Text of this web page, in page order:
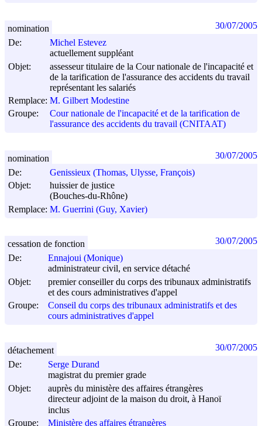
De:
Michel Estevez
actuellement suppléant
Objet:
assesseur titulaire de la Cour nationale de l'incapacité et
de la tarification de l'assurance des accidents du travail
représentant les salariés
Remplace: M. Gilbert Modestine
Groupe:
Cour nationale de l'incapacité et de la tarification de
l'assurance des accidents du travail (CNITAAT)
nomination 30/07/2005
De:
Genissieux (Thomas, Ulysse, François)
Objet:
huissier de justice
(Bouches-du-Rhône)
Remplace: M. Guerrini (Guy, Xavier)
nomination 30/07/2005
De:
Ennajoui (Monique)
administrateur civil, en service détaché
Objet:
premier conseiller du corps des tribunaux administratifs
et des cours administratives d'appel
Groupe:
Conseil du corps des tribunaux administratifs et des
cours administratives d'appel
cessation de fonction 30/07/2005
De:
Serge Durand
magistrat du premier grade
Objet:
auprès du ministère des affaires étrangères
directeur adjoint de la maison du droit, à Hanoï
inclus
Groupe:
Ministère des affaires étrangères
détachement 30/07/2005